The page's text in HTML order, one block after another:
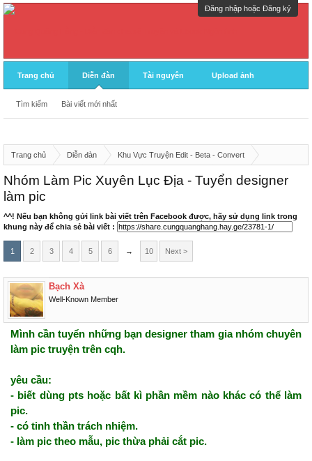
Đăng nhập hoặc Đăng ký
Trang chủ Diễn đàn
Tìm kiếm Bài viết mới nhất
Tài nguyên Upload ảnh
Trang chủ Diễn đàn Khu Vực Truyện Edit - Beta - Convert
Thông báo-Hỗ Trợ Editor/Designer Box Designer
Nhóm Làm Pic Xuyên Lục Địa - Tuyển designer
làm pic
^^! Nếu bạn không gửi link bài viết trên Facebook được, hãy sử dụng link trong
khung này để chia sẻ bài viết :
1 2 3 4 5 6 → 10 Next >
Bạch Xà
Well-Known Member
Mình cần tuyển những bạn designer tham gia nhóm chuyên
làm pic truyện
cqh.
cầu:
- biết dùng pts hoặc bất kì phần mềm nào khác có thể làm
pic.
- có tinh thần trách nhiệm.
- làm pic theo mẫu, pic thừa phải cắt pic.